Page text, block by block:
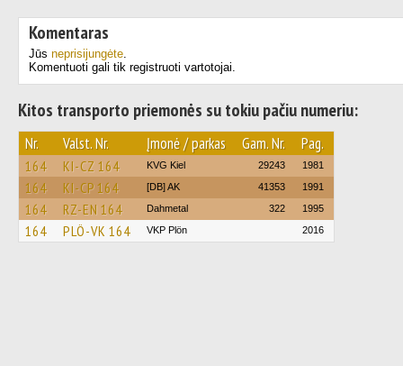
Komentaras
Jūs neprisijungėte.
Komentuoti gali tik registruoti vartotojai.
Kitos transporto priemonės su tokiu pačiu numeriu:
Nr. Valst. Nr. Įmonė / parkas Gam. Nr. Pag.
164 KI-CZ 164 KVG Kiel 29243 1981
164 KI-CP 164 [DB] AK 41353 1991
164 RZ-EN 164 Dahmetal 322 1995
164 PLÖ-VK 164 VKP Plön 2016